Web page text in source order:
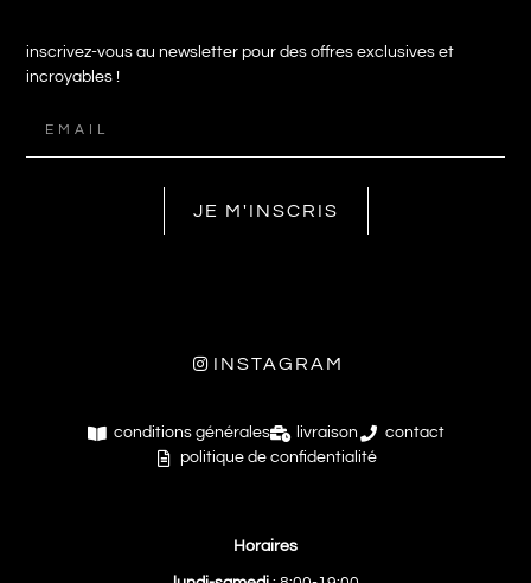
inscrivez-vous au newsletter pour des offres exclusives et
incroyables !
JE M'INSCRIS
INSTAGRAM
conditions générales livraison
contact
politique de confidentialité
Horaires